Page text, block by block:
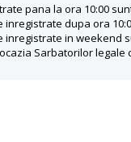
pana la ora 10:00
inregistrate dupa ora
inregistrate in weekend
Sarbatorilor